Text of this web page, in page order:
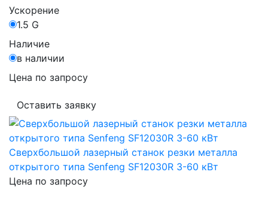
Ускорение
1.5 G
Наличие
в наличии
Цена по запросу
Оставить заявку
Сверхбольшой лазерный станок резки металла
открытого типа Senfeng SF12030R 3-60 кВт
Цена по запросу